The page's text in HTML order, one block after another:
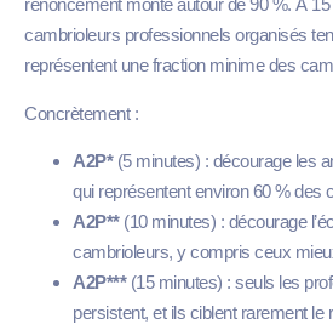
renoncement monte autour de 90 %. À
cambrioleurs professionnels organisés
représentent une fraction minime des
Concrètement :
A2P*(5 minutes) : décourage les
qui représentent environ 60 % des
A2P**(10 minutes) : décourage
cambrioleurs, y compris ceux
A2P***(15 minutes) : seuls les
persistent, et ils ciblent rarement le